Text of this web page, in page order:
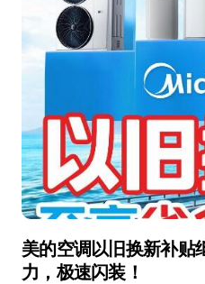
美的空调以旧换新补贴
力，极速闪装！